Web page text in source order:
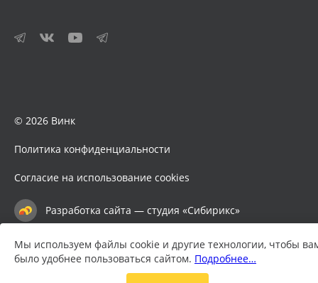
© 2026 Винк
Политика конфиденциальности
Согласие на использование cookies
Разработка сайта — студия «Сибирикс»
Мы используем файлы cookie и другие технологии, чтобы
было удобнее пользоваться сайтом. Подробнее…